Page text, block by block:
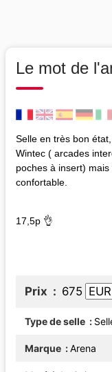
Le mot de
Selle en très bon
Wintec ( arcades
poches à insert)
confortable.
17,5p 👌
Prix 675
Type de selle
Marque Arena